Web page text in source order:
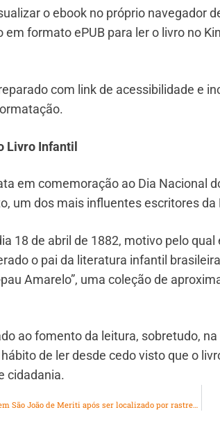
o ebook no próprio navegador
em formato ePUB para ler o livro no
com link de acessibilidade e
Livro Infantil
em comemoração ao Dia Nacional
um dos mais influentes escritores
18 de abril de 1882, motivo pelo
o pai da literatura infantil
pau Amarelo”, uma coleção de
ao fomento da leitura, sobretudo,
de ler desde cedo visto que o
cidadania.
Homem é preso em São João de Meriti após ser localizado por rastreador de celular roubado